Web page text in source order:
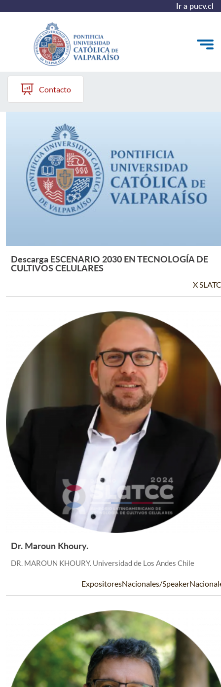
Ir a pucv.cl
Quienes Somos
Servicios
Investigación y Docencia
Citrometría de flujo Espectral
Contacto
X SLATCC
Leer Más +
Descarga ESCENARIO 2030 EN TECNOLOGÍA DE
CULTIVOS CELULARES
X
Dr. Maroun Khoury.
DR. MAROUN KHOURY. Universidad de Los Andes Chile
ExpositoresNacionales/